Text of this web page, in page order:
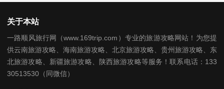
关于本站
一路顺风旅行网（www.169trip.com）专业的旅游攻略网站！为您提
供云南旅游攻略、海南旅游攻略、北京旅游攻略、贵州旅游攻略、东
北旅游攻略、新疆旅游攻略、陕西旅游攻略等服务！联系电话：133
30513530（同微信）